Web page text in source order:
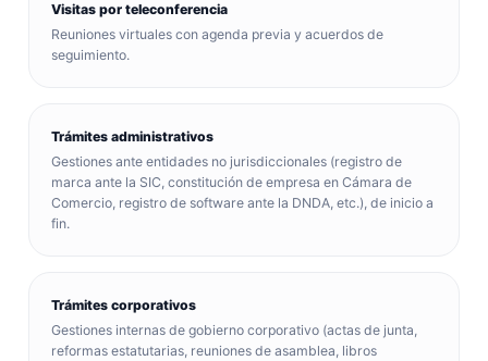
Visitas por teleconferencia
Reuniones virtuales con agenda previa y acuerdos de
seguimiento.
Trámites administrativos
Gestiones ante entidades no jurisdiccionales (registro de
marca ante la SIC, constitución de empresa en Cámara de
Comercio, registro de software ante la DNDA, etc.), de inicio a
fin.
Trámites corporativos
Gestiones internas de gobierno corporativo (actas de junta,
reformas estatutarias, reuniones de asamblea, libros